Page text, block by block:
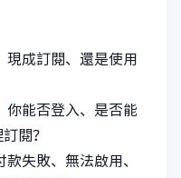
現成訂閱、還是使用
你能否登入、是否能
閱？
款失敗、無法啟用、